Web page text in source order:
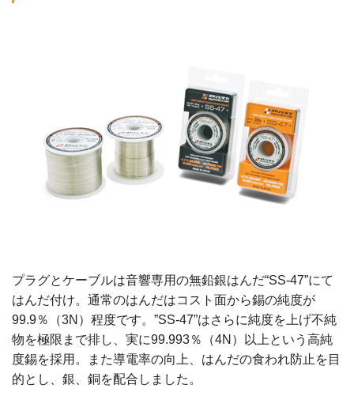
プラグとケーブルは音響専用の無鉛銀はんだ“SS-47”にて
はんだ付け。通常のはんだはコスト面から錫の純度が
99.9％（3N）程度です。”SS-47”はさらに純度を上げ不純
物を極限まで排し、実に99.993％（4N）以上という高純
度錫を採用。また導電率の向上、はんだの食われ防止を目
的とし、銀、銅を配合しました。